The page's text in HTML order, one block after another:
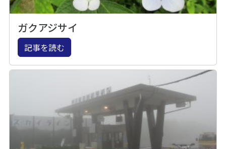
ガクアジサイ
記事を読む